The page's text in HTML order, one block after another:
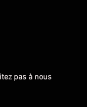
pas à nous